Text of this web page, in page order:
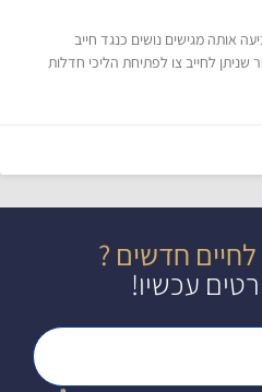
אותה מגישים נושים כנגד חייב
לחייב צו לפתיחת הליכי חדלות
חדשים ?
עכשיו!